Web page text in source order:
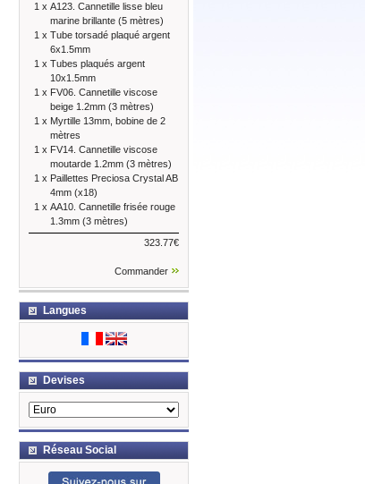
1 x A123. Cannetille lisse bleu
marine brillante (5 mètres)
1 x Tube torsadé plaqué argent
6x1.5mm
1 x Tubes plaqués argent
10x1.5mm
1 x FV06. Cannetille viscose
beige 1.2mm (3 mètres)
1 x Myrtille 13mm, bobine de 2
mètres
1 x FV14. Cannetille viscose
moutarde 1.2mm (3 mètres)
1 x Paillettes Preciosa Crystal AB
4mm (x18)
1 x AA10. Cannetille frisée rouge
1.3mm (3 mètres)
323.77€
Commander
Langues
Devises
Réseau Social